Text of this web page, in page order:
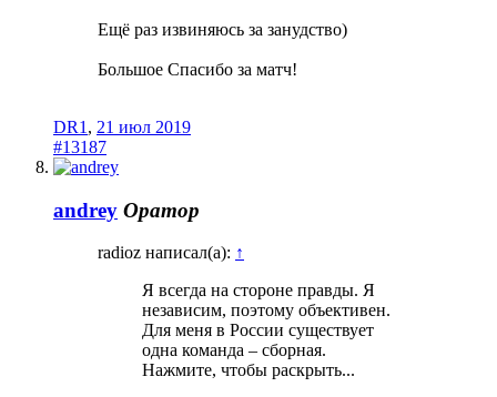
Ещё раз извиняюсь за занудство)
Большое Спасибо за матч!
DR1 , 21 июл 2019
#13187
andrey Оратор
radioz написал(а): ↑
Я всегда на стороне правды. Я
независим, поэтому объективен.
Для меня в России существует
одна команда – сборная.
Нажмите, чтобы раскрыть...